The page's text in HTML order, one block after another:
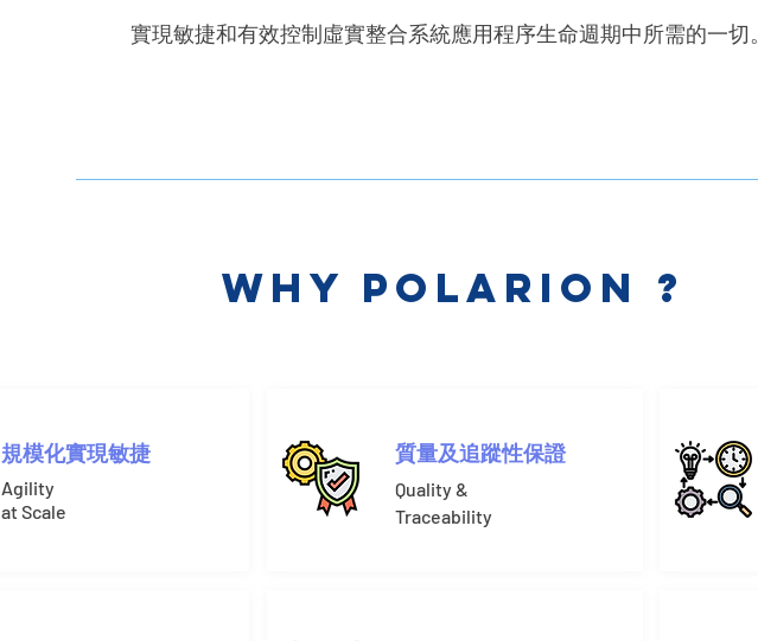
​實現敏捷和有效控制虛實整合系統應用程序生命週期中所需的一切。
Why Polarion ?
規模化實現敏捷
Agility
at Scale
質量及追蹤性保證
Quality &
Traceability